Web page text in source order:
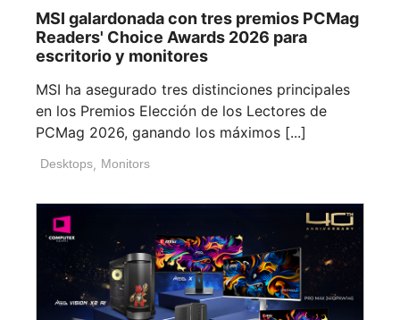
MSI galardonada con tres premios PCMag
Readers' Choice Awards 2026 para
escritorio y monitores
MSI ha asegurado tres distinciones principales
en los Premios Elección de los Lectores de
PCMag 2026, ganando los máximos [...]
Desktops, Monitors